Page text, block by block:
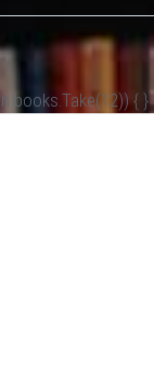
books.Take(12)) { }